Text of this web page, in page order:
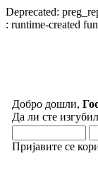
Deprecated:
: runtime-created
Добро дошли,
Да ли сте
Пријавите се